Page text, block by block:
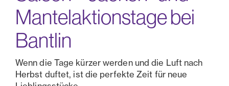
Mantelaktionstage bei
Bantlin
Wenn die Tage kürzer werden und die Luft nach
Herbst duftet, ist die perfekte Zeit für neue